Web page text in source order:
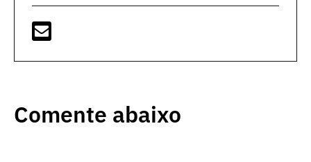
Comente abaixo